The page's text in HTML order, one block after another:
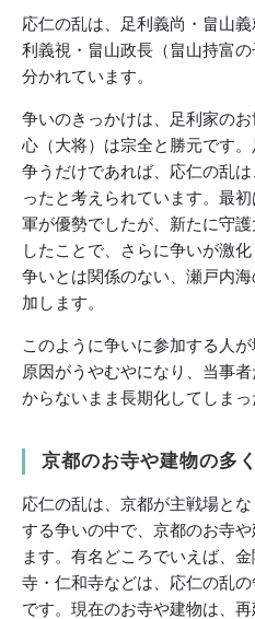
応仁の乱は、足利義尚・畠山
利義視・畠山政長（畠山持富
分かれています。
争いのきっかけは、足利家の
心（大将）は宗全と勝元です
争うだけであれば、応仁の乱
ったと考えられています。最
軍が優勢でしたが、新たに守
したことで、さらに争いが激
争いとは関係のない、瀬戸内
加します。
このように争いに参加する人
原因がうやむやになり、当事
からないまま長期化してしまっ
京都のお寺や建物の多
応仁の乱は、京都が主戦場と
する争いの中で、京都のお寺
ます。有名どころでいえば、
寺・仁和寺などは、応仁の乱
です。現在のお寺や建物は、